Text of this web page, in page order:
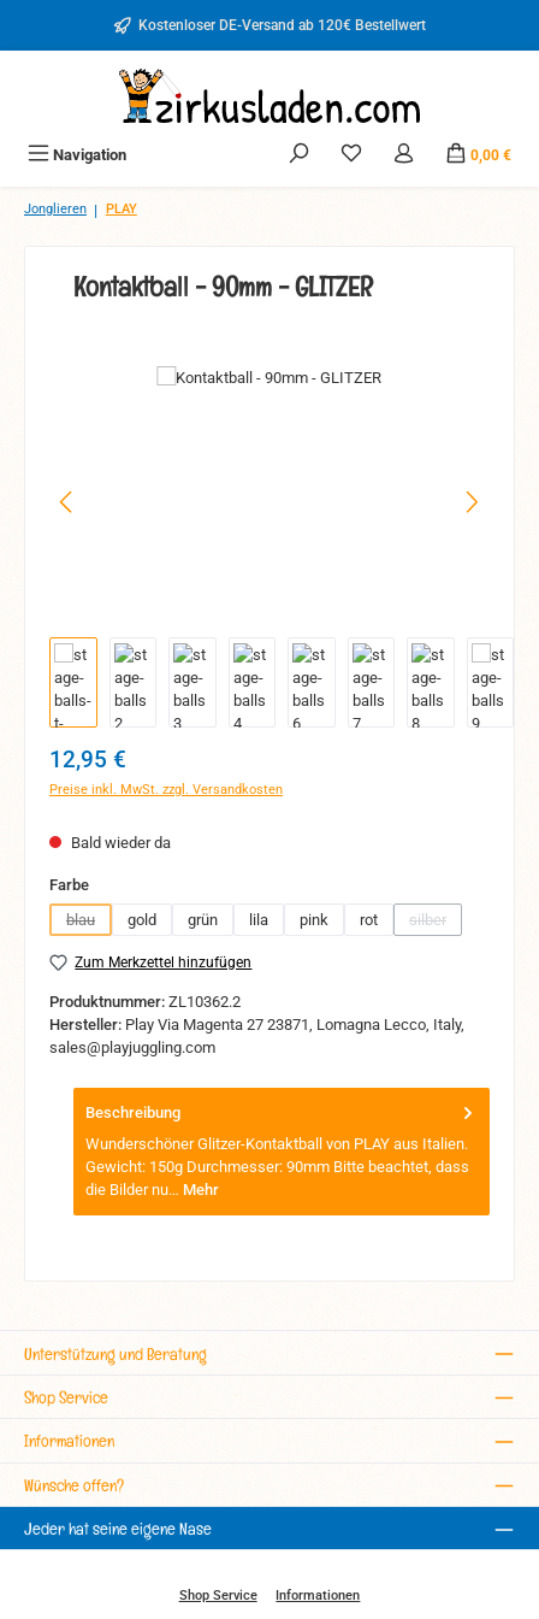
Zum Hauptinhalt springenKostenloser DE-Versand ab 120€ Bestellwert
Navigation Du hast 0 Produkte auf
0,00 €
Jonglieren | PLAY
Kontaktball - 90mm - GLITZER
Bildergalerie überspringen
Regulärer Preis:
12,95 €
Preise inkl. MwSt. zzgl. Versandkosten
Bald wieder da
Farbeauswählen
blau
(Diese Option ist zurzeit nicht verfügbar.)
gold grün lila pink rot silber
(Diese Option ist
Zum Merkzettel hinzufügen
Produktnummer: ZL10362.2
Hersteller: Play Via Magenta 27 23871, Lomagna Lecco, Italy,
sales@playjuggling.com
Beschreibung
Wunderschöner Glitzer-Kontaktball von PLAY aus Italien.
Gewicht: 150g Durchmesser: 90mm Bitte beachtet, dass
die Bilder nu… Mehr
Unterstützung und Beratung
Shop Service
Informationen
Wünsche offen?
Jeder hat seine eigene Nase
Shop Service Informationen